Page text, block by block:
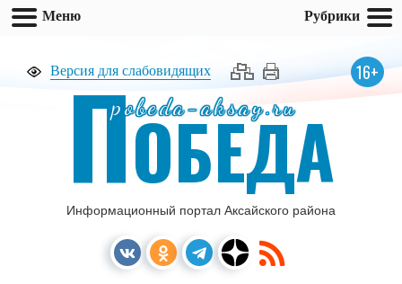
Версия для слабовидящих 16+
pobeda-aksay.ru
ПОБЕДА
Информационный портал Аксайского района
Меню Рубрики